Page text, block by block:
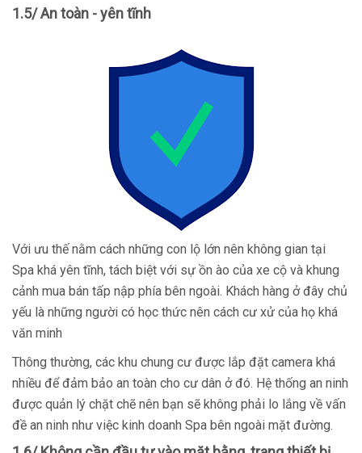
1.5/ An toàn - yên tĩnh
Với ưu thế nằm cách những con lộ lớn nên không gian tại
Spa khá yên tĩnh, tách biệt với sự ồn ào của xe cộ và khung
cảnh mua bán tấp nập phía bên ngoài. Khách hàng ở đây chủ
yếu là những người có học thức nên cách cư xử của họ khá
văn minh
Thông thường, các khu chung cư được lắp đặt camera khá
nhiều để đảm bảo an toàn cho cư dân ở đó. Hệ thống an ninh
được quản lý chặt chẽ nên bạn sẽ không phải lo lắng về vấn
đề an ninh như việc kinh doanh Spa bên ngoài mặt đường.